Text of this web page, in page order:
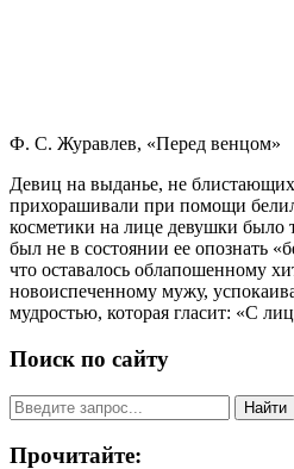
Ф. С. Журавлев, «Перед венцом»
Девиц на выданье, не
прихорашивали при помощи
косметики на лице девушки было
был не в состоянии ее опознать
что оставалось облапошенному
новоиспеченному мужу,
мудростью, которая гласит: «С
Поиск по сайту
Найти
Прочитайте: